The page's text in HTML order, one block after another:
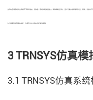
当天的空调系统冷负荷较ST4有所增加，导致整个系统的耗电量增大. 每种策略运行时，室外气象参数和建筑人员、照明、设备均
为仿真实验中策略的制定、仿真平台中参数的设定提供基础.
3 TRNSYS仿真模
3.1 TRNSYS仿真系统